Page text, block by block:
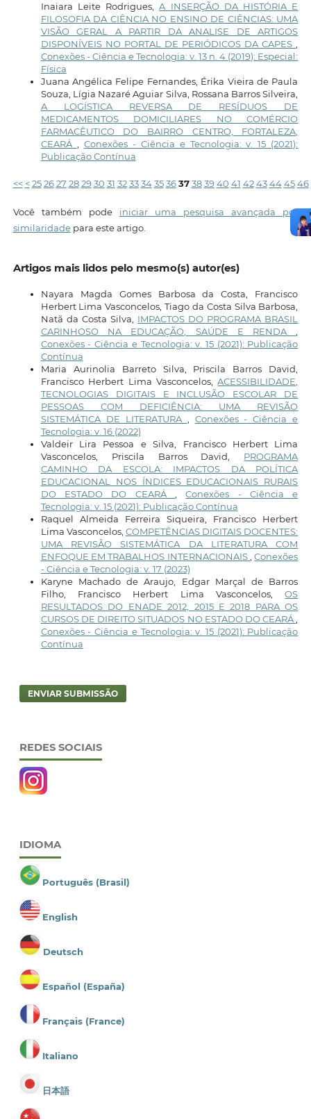
Inaiara Leite Rodrigues,A INSERÇÃO DA HISTÓRIA E
FILOSOFIA DA CIÊNCIA NO ENSINO DE CIÊNCIAS: UMA
VISÃO GERAL A PARTIR DA ANALISE DE ARTIGOS
DISPONÍVEIS NO PORTAL DE PERIÓDICOS DA CAPES
Conexões - Ciência e Tecnologia: v. 13 n. 4 (2019): Especial:
Física
Juana Angélica Felipe Fernandes, Érika Vieira de Paula
Souza, Lígia Nazaré Aguiar Silva, Rossana Barros Silveira,
A LOGÍSTICA REVERSA DE RESÍDUOS DE
MEDICAMENTOS DOMICILIARES NO COMÉRCIO
FARMACÊUTICO DO BAIRRO CENTRO, FORTALEZA,
CEARÁ
Conexões - Ciência e Tecnologia: v. 15 (2021):
Publicação Contínua
<< < 25 26 27 28 29 30 31 32 33 34 35 36 37 38 39 40 41 42 43 44 45 46
Você também pode iniciar uma pesquisa avançada por
similaridadepara este artigo.
Artigos mais lidos pelo mesmo(s) autor(es)
Nayara Magda Gomes Barbosa da Costa, Francisco
Herbert Lima Vasconcelos, Tiago da Costa Silva Barbosa,
Natã da Costa Silva, IMPACTOS DO PROGRAMA BRASIL
CARINHOSO NA EDUCAÇÃO, SAÚDE E RENDA
Conexões - Ciência e Tecnologia: v. 15 (2021): Publicação
Contínua
Maria Aurinolia Barreto Silva, Priscila Barros David,
Francisco Herbert Lima Vasconcelos,ACESSIBILIDADE,
TECNOLOGIAS DIGITAIS E INCLUSÃO ESCOLAR DE
PESSOAS COM DEFICIÊNCIA: UMA REVISÃO
SISTEMÁTICA DE LITERATURA
Conexões - Ciência e
Tecnologia: v. 16 (2022)
Valdeir Lira Pessoa e Silva, Francisco Herbert Lima
Vasconcelos, Priscila Barros David, PROGRAMA
CAMINHO DA ESCOLA: IMPACTOS DA POLÍTICA
EDUCACIONAL NOS ÍNDICES EDUCACIONAIS RURAIS
DO ESTADO DO CEARÁ
,Conexões - Ciência e
Tecnologia: v. 15 (2021): Publicação Contínua
Raquel Almeida Ferreira Siqueira, Francisco Herbert
Lima Vasconcelos, COMPETÊNCIAS DIGITAIS DOCENTES:
UMA REVISÃO SISTEMÁTICA DA LITERATURA COM
ENFOQUE EM TRABALHOS INTERNACIONAIS ,Conexões
- Ciência e Tecnologia: v. 17 (2023)
Karyne Machado de Araujo, Edgar Marçal de Barros
Filho, Francisco Herbert Lima Vasconcelos,OS
RESULTADOS DO ENADE 2012, 2015 E 2018 PARA OS
CURSOS DE DIREITO SITUADOS NO ESTADO DO CEARÁ
Conexões - Ciência e Tecnologia: v. 15 (2021): Publicação
Contínua
ENVIAR SUBMISSÃO
REDES SOCIAIS
IDIOMA
Português (Brasil)
English
Deutsch
Español (España)
Français (France)
Italiano
日本語